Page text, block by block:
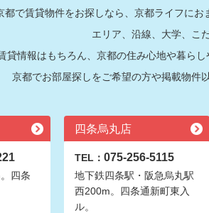
都で賃貸物件をお探しなら、京都ライフに
エリア、沿線、大学、こ
貸情報はもちろん、京都の住み心地や暮ら
京都でお部屋探しをご希望の方や掲載物件
四条
四条烏丸店
TEL： 075-256-5115
地下鉄四条駅・阪急烏丸駅
西200m。四条通新町東入
ル。